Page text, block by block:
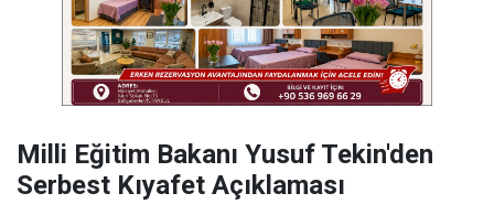
Milli Eğitim Bakanı Yusuf Tekin'den
Serbest Kıyafet Açıklaması